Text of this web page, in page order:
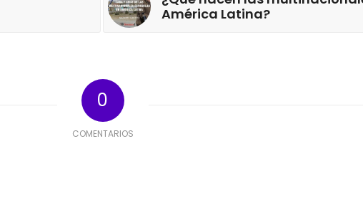
América Latina?
0
COMENTARIOS